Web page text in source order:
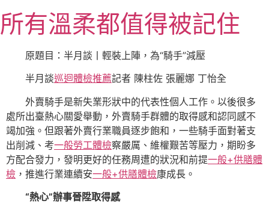
至
主所有溫柔都值得被記住
原題目：半月談丨輕裝上陣，為“騎手”減壓
半月談巡迴體檢推薦記者 陳柱佐 張麗娜 丁怡全
外賣騎手是新失業形狀中的代表性個人工作。以後很多
處所出臺熱心關愛舉動，外賣騎手群體的取得感和認同感不
竭加強。但跟著外賣行業職員逐步飽和，一些騎手面對著支
出削減、考一般勞工體檢察嚴厲、維權艱苦等壓力，期盼多
方配合發力，發明更好的任務周遭的狀況和前提一般+供膳體
檢 ，推進行業連續安一般+供膳體檢康成長。
“熱心”辦事晉陞取得感